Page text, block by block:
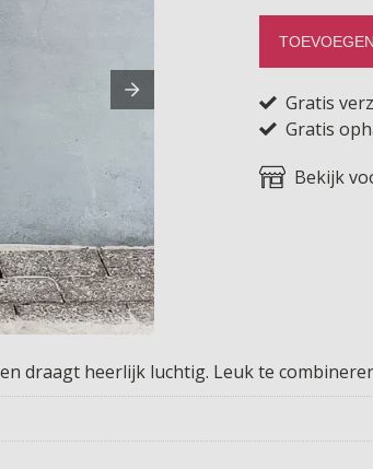
Gratis
Gratis
Bekijk
draagt heerlijk luchtig. Leuk te